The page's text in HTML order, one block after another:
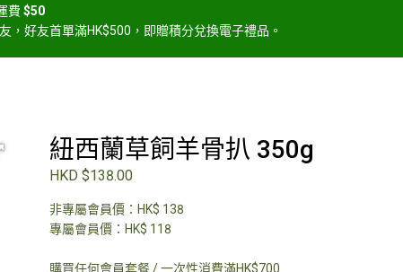
費 $50
，好友首單滿HK$500，即贈積分兌換電子禮品。
紐西蘭草飼羊骨扒 350g
HKD $138.00
非專屬會員價：HK$ 138
專屬會員價：HK$ 118
購買任何會員套餐 / 一次性消費滿HK$700